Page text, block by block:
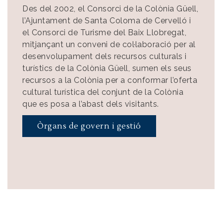
Des del 2002, el Consorci de la Colònia Güell,
l’Ajuntament de Santa Coloma de Cervelló i
el Consorci de Turisme del Baix Llobregat,
mitjançant un conveni de col·laboració per al
desenvolupament dels recursos culturals i
turístics de la Colònia Güell, sumen els seus
recursos a la Colònia per a conformar l’oferta
cultural turística del conjunt de la Colònia
que es posa a l’abast dels visitants.
Òrgans de govern i gestió